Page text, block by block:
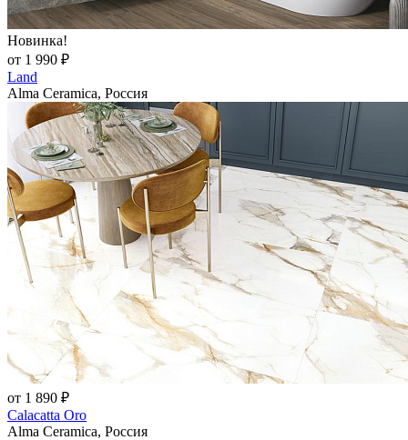
Новинка!
от 1 990 ₽
Land
Alma Ceramica, Россия
от 1 890 ₽
Calacatta Oro
Alma Ceramica, Россия